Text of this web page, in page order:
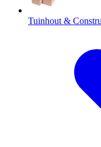
Tuinhout &